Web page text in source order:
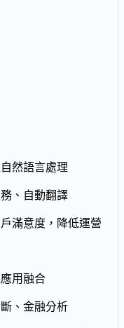
然語言處理
、自動翻譯
滿意度，降低運營
用融合
、金融分析